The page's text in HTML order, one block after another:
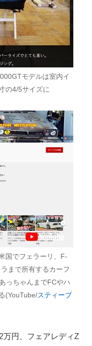
モデルは室内イ
の4/5サイズに
国でフェラーリ、F-
まで所有するカーフ
っちゃんまでFCやハ
(YouTube/スティーブ
円、フェアレディZ